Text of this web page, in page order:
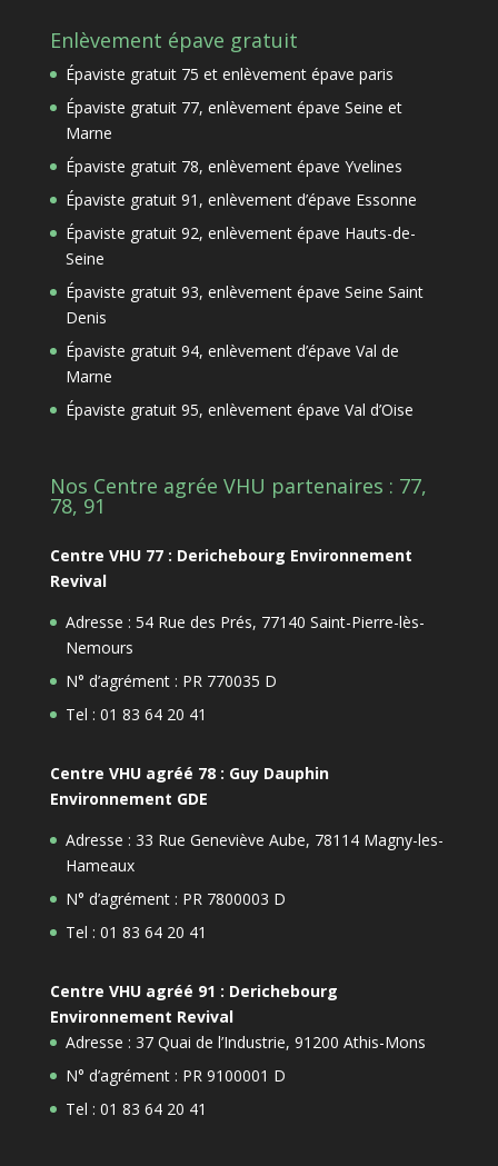
Enlèvement épave gratuit
Épaviste gratuit 75 et enlèvement épave paris
Épaviste gratuit 77, enlèvement épave Seine et
Marne
Épaviste gratuit 78, enlèvement épave Yvelines
Épaviste gratuit 91, enlèvement d’épave Essonne
Épaviste gratuit 92, enlèvement épave Hauts-de-
Seine
Épaviste gratuit 93, enlèvement épave Seine Saint
Denis
Épaviste gratuit 94, enlèvement d’épave Val de
Marne
Épaviste gratuit 95, enlèvement épave Val d’Oise
Nos Centre agrée VHU partenaires : 77,
78, 91
Centre VHU 77 : Derichebourg Environnement
Revival
Adresse : 54 Rue des Prés, 77140 Saint-Pierre-lès-
Nemours
N° d’agrément : PR 770035 D
Tel : 01 83 64 20 41
Centre VHU agréé 78 : Guy Dauphin
Environnement GDE
Adresse : 33 Rue Geneviève Aube, 78114 Magny-les-
Hameaux
N° d’agrément : PR 7800003 D
Tel : 01 83 64 20 41
Centre VHU agréé 91 : Derichebourg
Environnement Revival
Adresse : 37 Quai de l’Industrie, 91200 Athis-Mons
N° d’agrément : PR 9100001 D
Tel : 01 83 64 20 41